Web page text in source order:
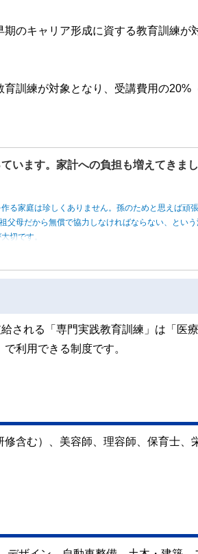
のキャリア形成に資する教育訓練が
訓練が対象となり、受講費用の20%
います。家計への負担も増えてきま
る家庭は珍しくありません。孫のためと思えば頑
母だから無償で協力しなければならない、という
切です。
される「専門実践教育訓練」は「医
利用できる制度です。
含む）、美容師、理容師、保育士、